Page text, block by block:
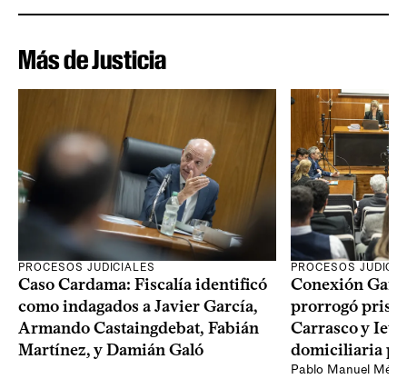
Más de Justicia
PROCESOS JUDICIALES
Caso Cardama: Fiscalía identificó
como indagados a Javier García,
Armando Castaingdebat, Fabián
Martínez, y Damián Galó
PROCESOS
Conexión
prorrogó
Carrasco y
domiciliaria
Pablo Manuel